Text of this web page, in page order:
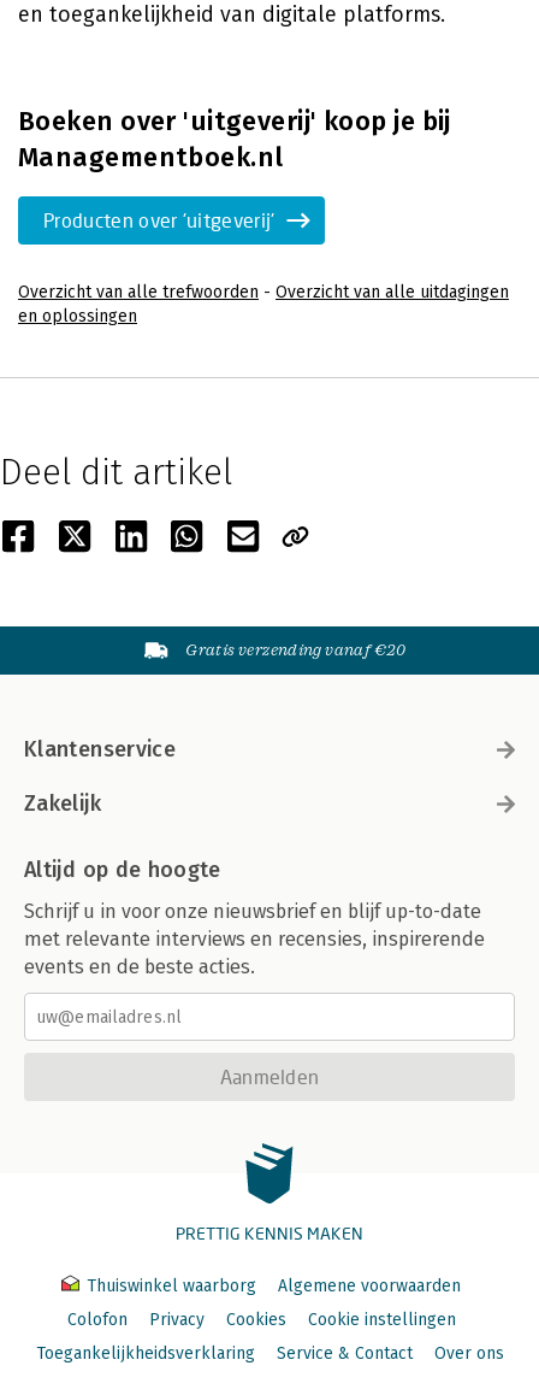
en toegankelijkheid van digitale platforms.
Boeken over 'uitgeverij' koop je bij
Managementboek.nl
Producten over 'uitgeverij'
Overzicht van alle trefwoorden - Overzicht van alle uitdagingen
en oplossingen
Deel dit artikel
Gratis verzending vanaf €20
Klantenservice
Zakelijk
Altijd op de hoogte
Schrijf u in voor onze nieuwsbrief en blijf up-to-date
met relevante interviews en recensies, inspirerende
events en de beste acties.
Aanmelden
PRETTIG KENNIS MAKEN
Thuiswinkel waarborg
Algemene voorwaarden
Colofon
Privacy Cookies
Cookie instellingen
Toegankelijkheidsverklaring
Service & Contact Over ons